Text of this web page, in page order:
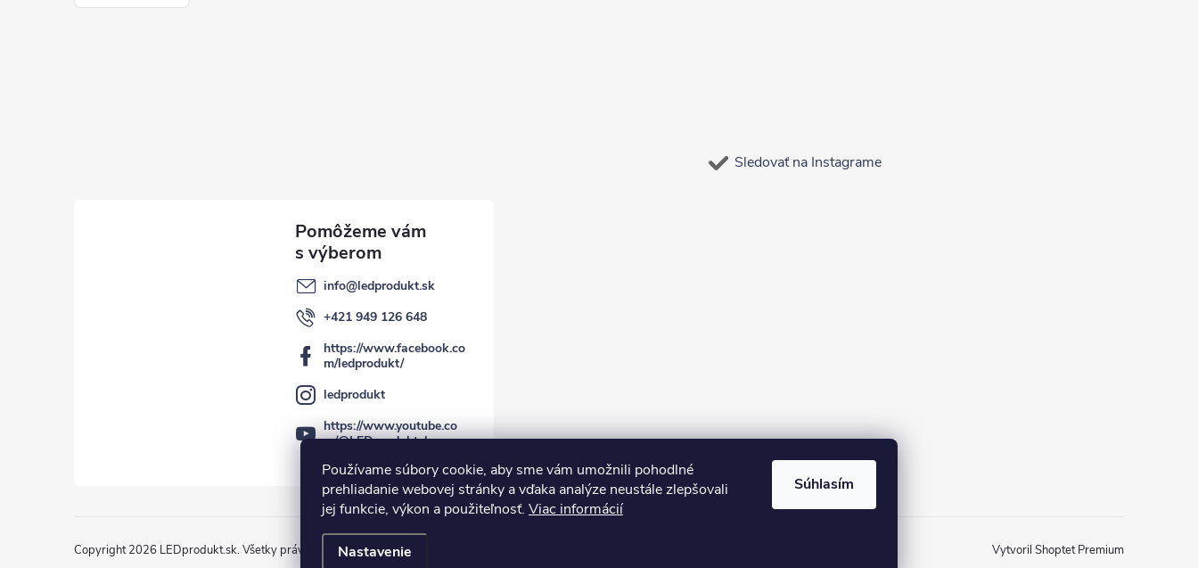
Používame súbory cookie, aby sme vám umožnili pohodlné
prehliadanie webovej stránky a vďaka analýze neustále zlepšovali
jej funkcie, výkon a použiteľnosť. Viac informácií
Nastavenie
Súhlasím
Sledovať na Instagrame
info@ledprodukt.sk
+421 949 126 648
https://www.facebook.co
m/ledprodukt/
ledprodukt
https://www.youtube.co
m/@LEDproduktsk
Vytvoril Shoptet Premium
Copyright 2026 LEDprodukt.sk. Všetky práva vyhradené.